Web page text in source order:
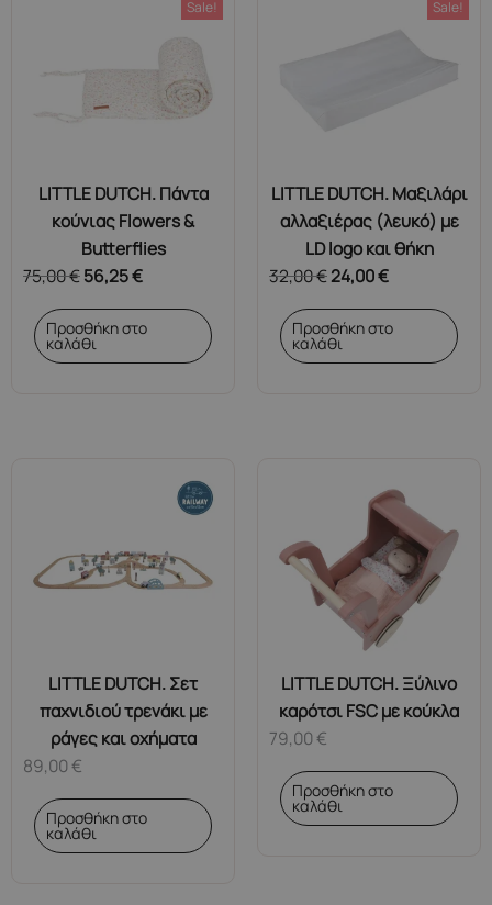
Sale!
LITTLE DUTCH. Πάντα
κούνιας Flowers &
Butterflies
75,00€56,25€
Προσθήκη στο
καλάθι
Sale!
LITTLE DUTCH. Μαξιλάρι
αλλαξιέρας (λευκό) με
LD logo και θήκη
32,00€24,00€
Προσθήκη στο
καλάθι
LITTLE DUTCH. Σετ
παχνιδιού τρενάκι με
ράγες και οχήματα
89,00€
Προσθήκη στο
καλάθι
LITTLE DUTCH. Ξύλινο
καρότσι FSC με κούκλα
79,00€
Προσθήκη στο
καλάθι